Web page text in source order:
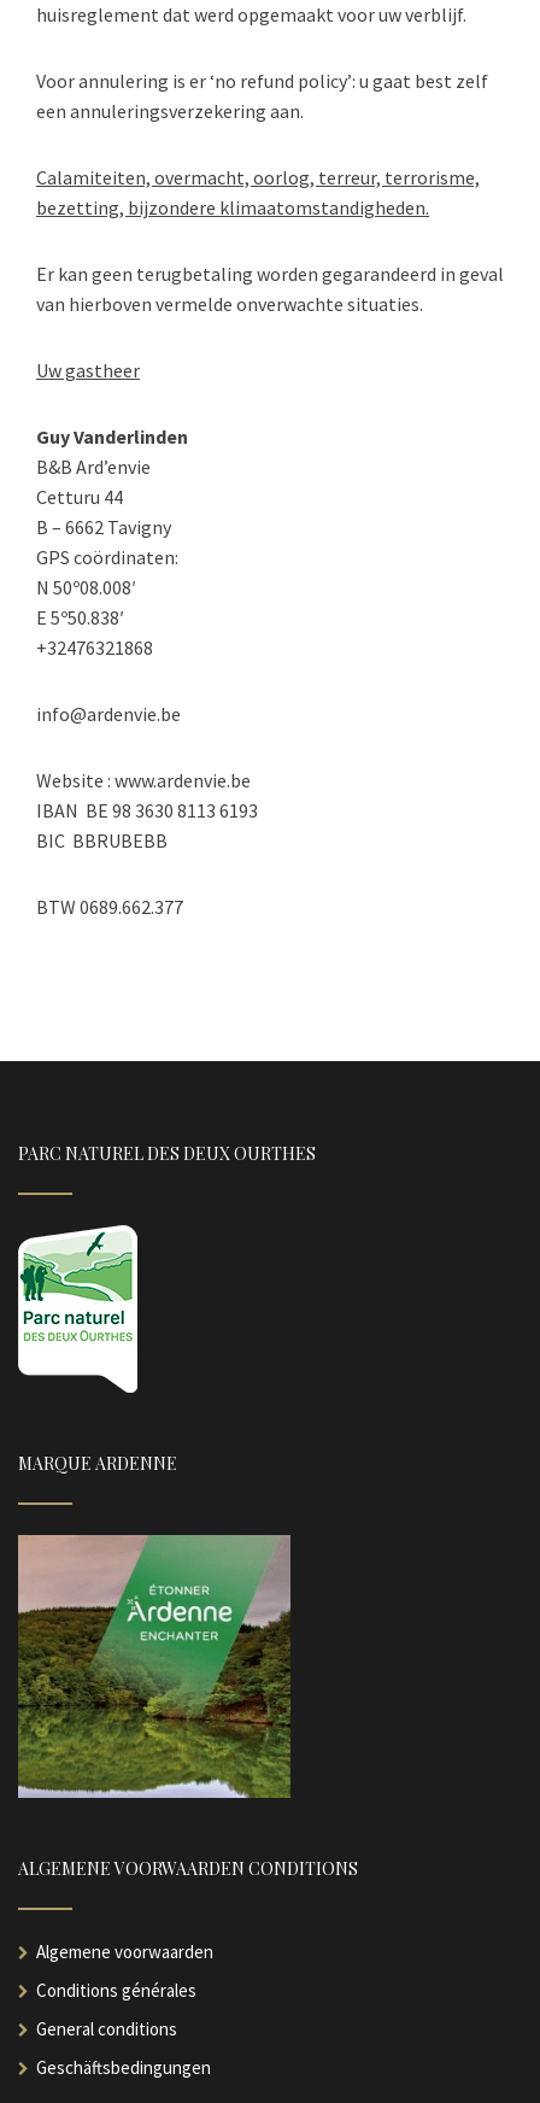
huisreglement dat werd opgemaakt voor uw verblijf.
Voor annulering is er ‘no refund policy’: u gaat best zelf
een annuleringsverzekering aan.
Calamiteiten, overmacht, oorlog, terreur, terrorisme,
bezetting, bijzondere klimaatomstandigheden.
Er kan geen terugbetaling worden gegarandeerd in geval
van hierboven vermelde onverwachte situaties.
Uw gastheer
Guy Vanderlinden
B&B Ard’envie
Cetturu 44
B – 6662 Tavigny
GPS coördinaten:
N 50º08.008′
E 5º50.838′
+32476321868
info@ardenvie.be
Website : www.ardenvie.be
IBAN BE 98 3630 8113 6193
BIC BBRUBEBB
BTW 0689.662.377
PARC NATUREL DES DEUX OURTHES
MARQUE ARDENNE
ALGEMENE VOORWAARDEN CONDITIONS
Algemene voorwaarden
Conditions générales
General conditions
Geschäftsbedingungen